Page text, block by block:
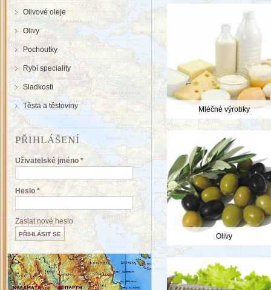
Mléčné výrobky
Olivy
Olivové oleje
Olivy
Pochoutky
Rybí speciality
Sladkosti
Těsta a těstoviny
PŘIHLÁŠENÍ
Uživatelské jméno *
Heslo *
Zaslat nové heslo